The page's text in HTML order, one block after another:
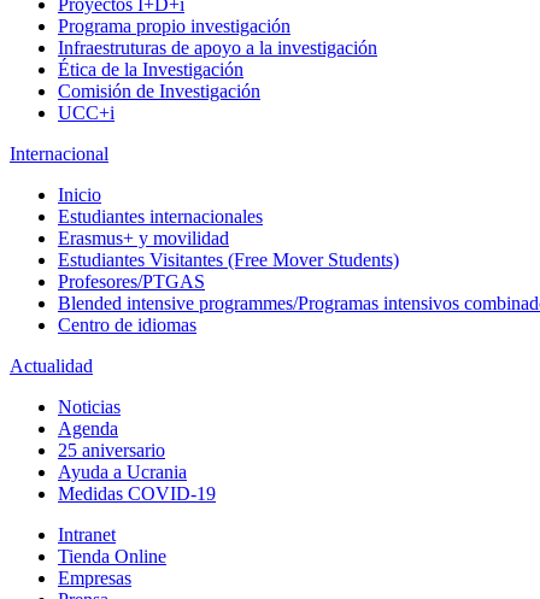
Proyectos I+D+i
Programa propio investigación
Infraestruturas de apoyo a la investigación
Ética de la Investigación
Comisión de Investigación
UCC+i
Internacional
Inicio
Estudiantes internacionales
Erasmus+ y movilidad
Estudiantes Visitantes (Free Mover Students)
Profesores/PTGAS
Blended intensive programmes/Programas intensivos
Centro de idiomas
Actualidad
Noticias
Agenda
25 aniversario
Ayuda a Ucrania
Medidas COVID-19
Intranet
Tienda Online
Empresas